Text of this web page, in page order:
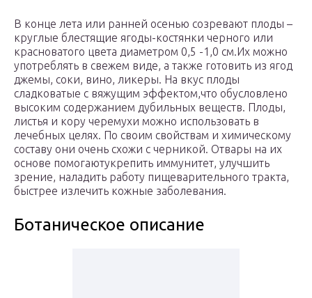
В конце лета или ранней осенью созревают плоды –
круглые блестящие ягоды-костянки черного или
красноватого цвета диаметром 0,5 -1,0 см.Их можно
употреблять в свежем виде, а также готовить из ягод
джемы, соки, вино, ликеры. На вкус плоды
сладковатые с вяжущим эффектом,что обусловлено
высоким содержанием дубильных веществ. Плоды,
листья и кору черемухи можно использовать в
лечебных целях. По своим свойствам и химическому
составу они очень схожи с черникой. Отвары на их
основе помогаютукрепить иммунитет, улучшить
зрение, наладить работу пищеварительного тракта,
быстрее излечить кожные заболевания.
Ботаническое описание